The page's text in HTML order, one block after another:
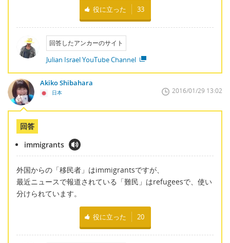
役に立った 33
回答したアンカーのサイト
Julian Israel YouTube Channel
Akiko Shibahara
日本 2016/01/29 13:02
回答
immigrants
外国からの「移民者」はimmigrantsですが、
最近ニュースで報道されている「難民」はrefugeesで、使い
分けられています。
役に立った 20